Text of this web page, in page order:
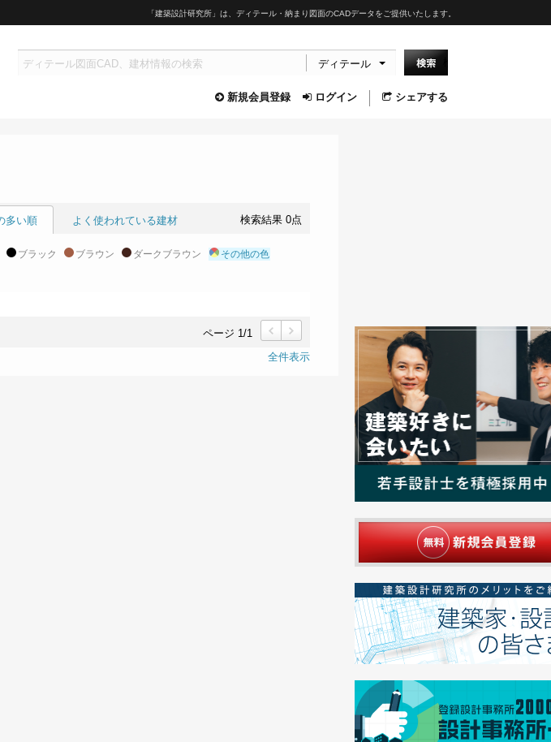
「建築設計研究所」は、ディテール・納まり図面のCADデータをご提供いたします。
ディテール
新規会員登録 ログイン シェアする
多い順 よく使われている建材 検索結果 0点
ブラック ブラウン ダークブラウン
その他の色
ページ 1/1
前
次
全件表示